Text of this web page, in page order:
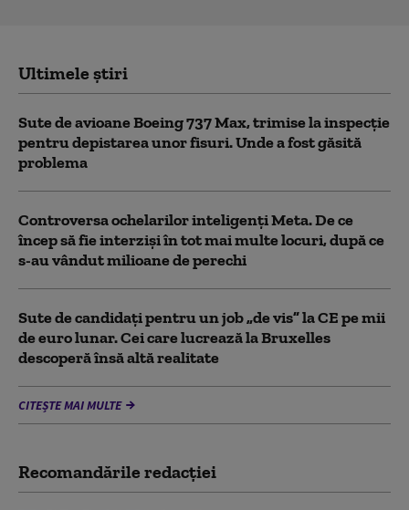
Ultimele știri
Sute de avioane Boeing 737 Max, trimise la inspecție
pentru depistarea unor fisuri. Unde a fost găsită
problema
Controversa ochelarilor inteligenți Meta. De ce
încep să fie interziși în tot mai multe locuri, după ce
s-au vândut milioane de perechi
Sute de candidați pentru un job „de vis” la CE pe mii
de euro lunar. Cei care lucrează la Bruxelles
descoperă însă altă realitate
CITEȘTE MAI MULTE
Recomandările redacţiei